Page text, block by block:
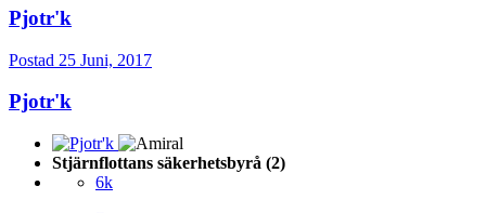
Pjotr'k
Postad 25 Juni, 2017
Pjotr'k
Stjärnflottans säkerhetsbyrå (2)
6k